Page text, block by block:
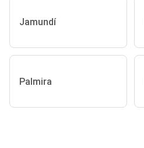
Jamundí
Palmira